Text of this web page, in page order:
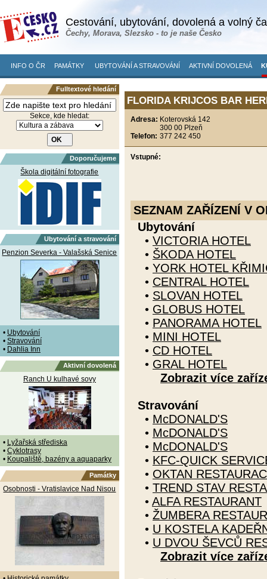
Cestování, ubytování, dovolená a volný
Čechy, Morava, Slezsko - to je naše Česko
INFO O ČR PAMÁTKY UBYTOVÁNÍ A STRAVOVÁNÍ AKTIVNÍ DOVOLENÁ
Fulltextové hledání
Sekce, kde hledat:
Doporučujeme
Škola digitální fotografie
Ubytování a stravování
Penzion Severka - Valašská Senice
• Ubytování
• Stravování
• Dahlia Inn
Aktivní dovolená
Ranch U kulhavé sovy
• Lyžařská střediska
• Cyklotrasy
• Koupaliště, bazény a aquaparky
Památky
Osobnosti - Vratislavice Nad Nisou
FLORIDA KRIJCOS BAR
Adresa: Koterovská 142
300 00 Plzeň
Telefon: 377 242 450
Vstupné:
SEZNAM ZAŘÍZENÍ V
Ubytování
• VICTORIA HOTEL
• ŠKODA HOTEL
• YORK HOTEL
• CENTRAL HOTEL
• SLOVAN HOTEL
• GLOBUS HOTEL
• PANORAMA HOTEL
• MINI HOTEL
• CD HOTEL
• GRAL HOTEL
Zobrazit více
Stravování
• McDONALD'S
• McDONALD'S
• McDONALD'S
• KFC-QUICK
• OKTAN
• TREND STAV
• ALFA RESTAURANT
• ŽUMBERA
• U KOSTELA
• U DVOU ŠEVCŮ
Zobrazit více